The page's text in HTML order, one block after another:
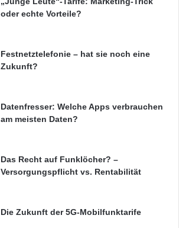
oder echte Vorteile?
Festnetztelefonie – hat sie noch eine
Zukunft?
Datenfresser: Welche Apps verbrauchen
am meisten Daten?
Das Recht auf Funklöcher? –
Versorgungspflicht vs. Rentabilität
Die Zukunft der 5G-Mobilfunktarife